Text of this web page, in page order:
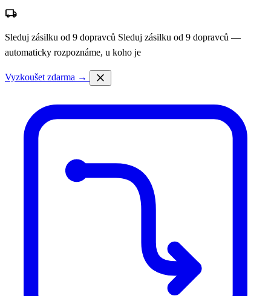
local_shipping
Sleduj zásilku od 9 dopravců Sleduj zásilku od 9 dopravců —
automaticky rozpoznáme, u koho je
Vyzkoušet zdarma → close